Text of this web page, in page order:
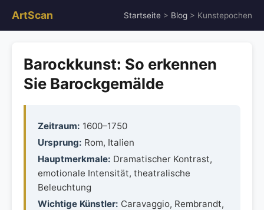
ArtScan Startseite > Blog > Kunstepochen
Barockkunst: So erkennen
Sie Barockgemälde
Zeitraum: 1600–1750
Ursprung: Rom, Italien
Hauptmerkmale: Dramatischer Kontrast,
emotionale Intensität, theatralische
Beleuchtung
Wichtige Künstler: Caravaggio, Rembrandt,